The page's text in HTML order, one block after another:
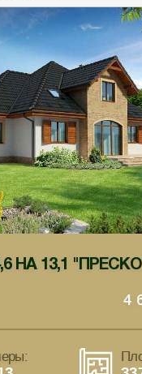
НА 13,1
4